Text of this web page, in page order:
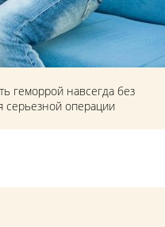
геморрой навсегда без
серьезной операции